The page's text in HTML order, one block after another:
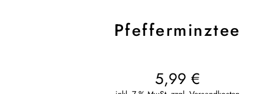
Pfefferminztee
5,99 €